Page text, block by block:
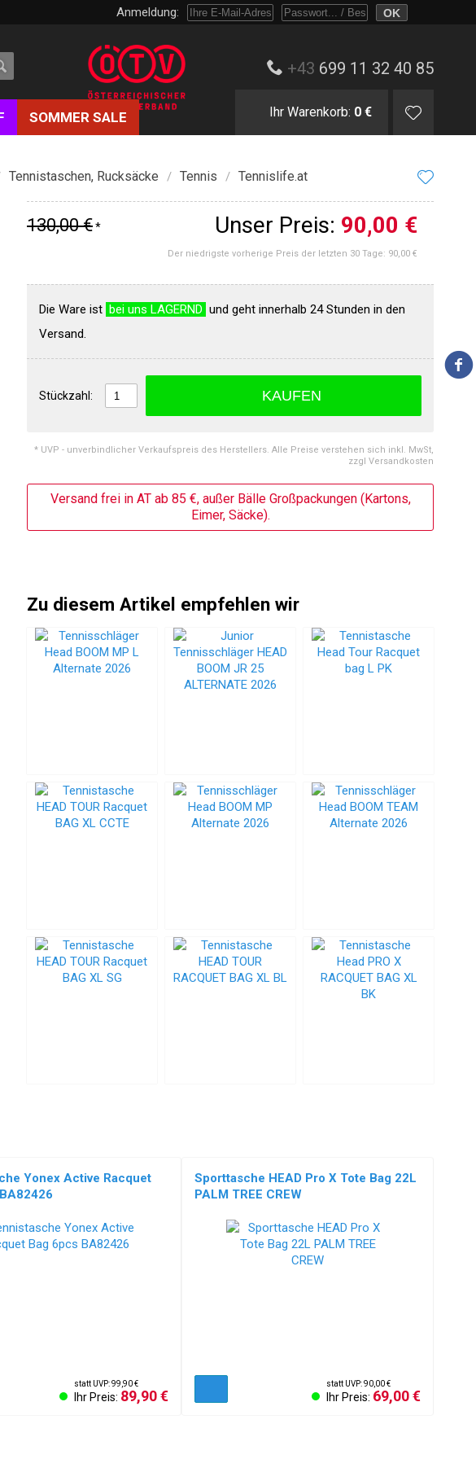
Anmeldung:
+43 699 11 32 40 85
SOMMER SALE Ihr Warenkorb: 0 €
Tennistaschen, Rucksäcke / Tennis / Tennislife.at
130,00 €* Unser Preis: 90,00 €
Der niedrigste vorherige Preis der letzten 30 Tage: 90,00 €
Die Ware ist bei uns LAGERND und geht innerhalb 24 Stunden in den
Versand.
Stückzahl: KAUFEN
* UVP - unverbindlicher Verkaufspreis des Herstellers. Alle Preise verstehen sich inkl. MwSt,
zzgl Versandkosten
Versand frei in AT ab 85 €, außer Bälle Großpackungen (Kartons,
Eimer, Säcke).
Zu diesem Artikel empfehlen wir
Yonex Active Racquet
statt UVP: 99,90 €
Ihr Preis: 89,90 €
Sporttasche HEAD Pro X Tote Bag 22L
PALM TREE CREW
statt UVP: 90,00 €
Ihr Preis: 69,00 €